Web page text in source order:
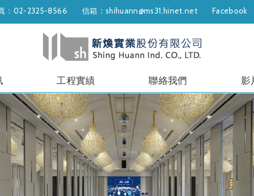
：02-2325-8566 信箱：shihuann@ms31.hinet.net Facebook
工程實績 聯絡我們 影